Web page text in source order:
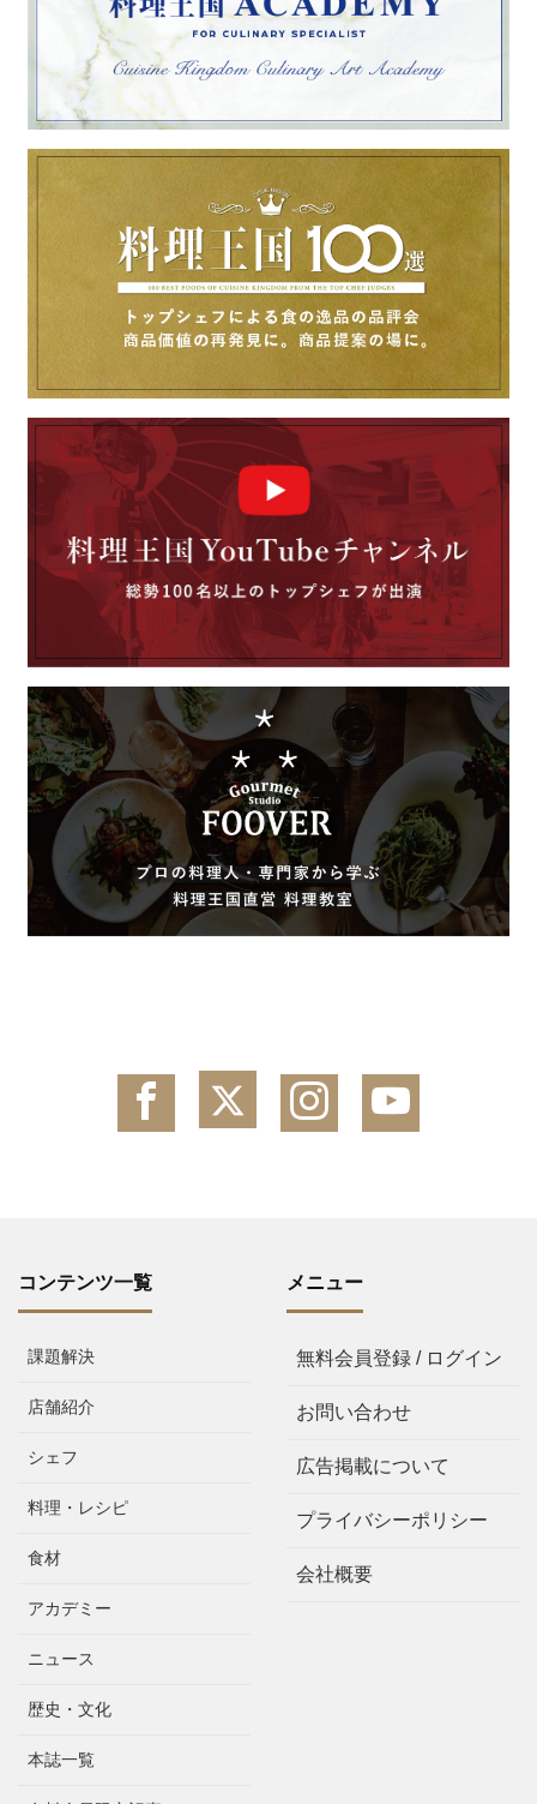
コンテンツ一覧
課題解決
店舗紹介
シェフ
料理・レシピ
食材
アカデミー
ニュース
歴史・文化
本誌一覧
メニュー
無料会員登録 / ログイン
お問い合わせ
広告掲載について
プライバシーポリシー
会社概要